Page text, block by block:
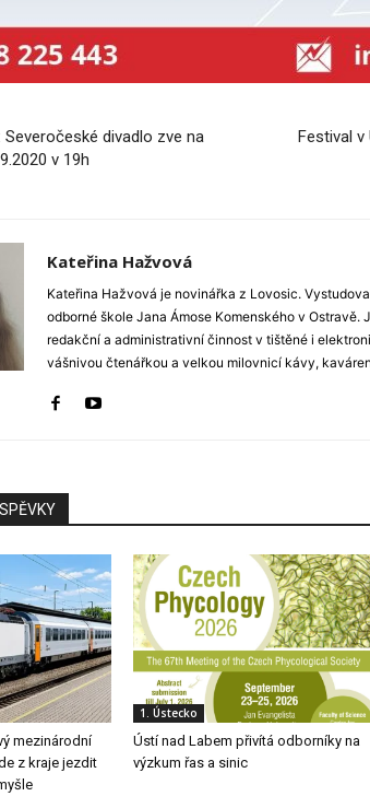
Severočeské divadlo zve na
v 19h
Festival
Kateřina Hažvová
Kateřina Hažvová je novinářka z Lovosic.
odborné škole Jana Ámose Komenského v Ostravě.
redakční a administrativní činnost v tištěné i
vášnivou čtenářkou a velkou milovnicí kávy,
mezinárodní
z kraje jezdit
1. Ústecko
Ústí nad Labem přivítá odborníky na
výzkum řas a sinic